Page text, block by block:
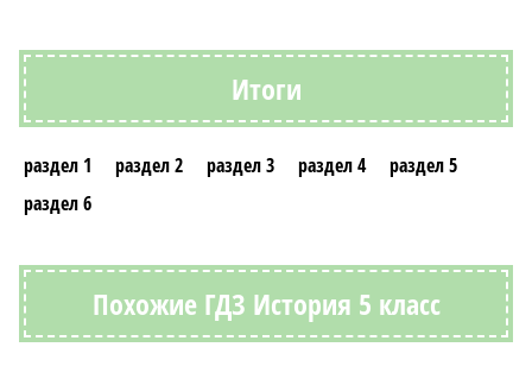
Итоги
раздел 1 раздел 2 раздел 3 раздел 4
раздел 5
раздел 6
Похожие ГДЗ История 5 класс